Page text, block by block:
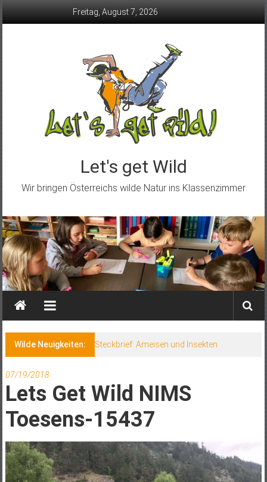
Freitag, August 7, 2026
Let's get Wild
Wir bringen Österreichs wilde Natur ins Klassenzimmer
Wilde Neuigkeiten: Steckbrief: Ameisen und Insekten
07/19/2018
Lets Get Wild NIMS
Toesens-15437